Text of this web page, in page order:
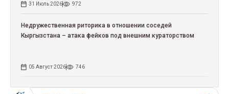
31 Июль 2026 972
Недружественная риторика в отношении соседей
Кыргызстана – атака фейков под внешним кураторством
05 Август 2026 746